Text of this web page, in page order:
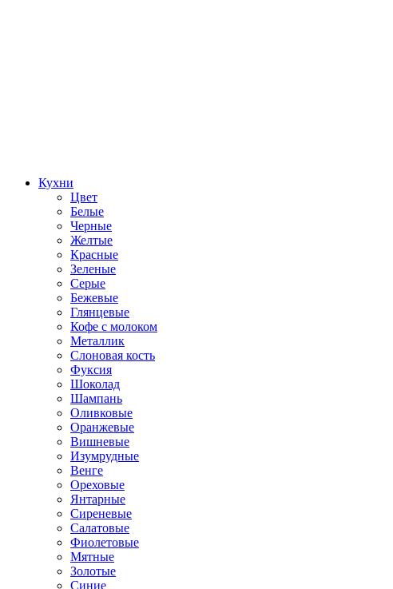
Кухни
Цвет
Белые
Черные
Желтые
Красные
Зеленые
Серые
Бежевые
Глянцевые
Кофе с молоком
Металлик
Слоновая кость
Фуксия
Шоколад
Шампань
Оливковые
Оранжевые
Вишневые
Изумрудные
Венге
Ореховые
Янтарные
Сиреневые
Салатовые
Фиолетовые
Мятные
Золотые
Синие